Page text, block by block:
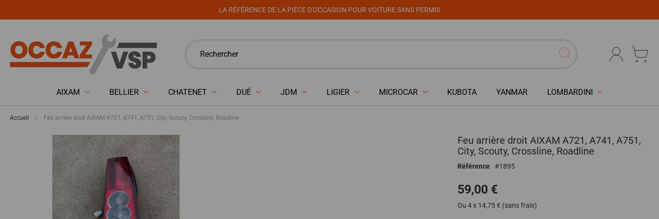
LA RÉFÉRENCE DE LA PIÈCE D'OCCASION POUR VOITURE SANS PERMIS
AIXAM BELLIER CHATENET DUÉ JDM LIGIER MICROCAR KUBOTA YANMAR LOMBARDINI
Accueil Feu arrière droit AIXAM A721, A741, A751, City, Scouty, Crossline, Roadline
Feu arrière droit AIXAM A721, A741, A751,
City, Scouty, Crossline, Roadline
Référence 1895
59,00 €
Ou 4 x 14,75 € (sans frais)